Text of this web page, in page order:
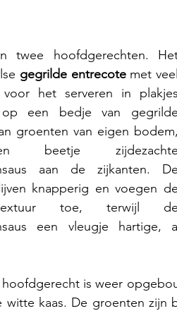
twee hoofdgerechten.
gegrilde entrecote met
voor het serveren in
op een bedje van
groenten van eigen
beetje
aan de zijkanten.
knapperig en voegen
toe, terwijl
een vleugje hartige,
is weer
witte kaas. De groenten zijn